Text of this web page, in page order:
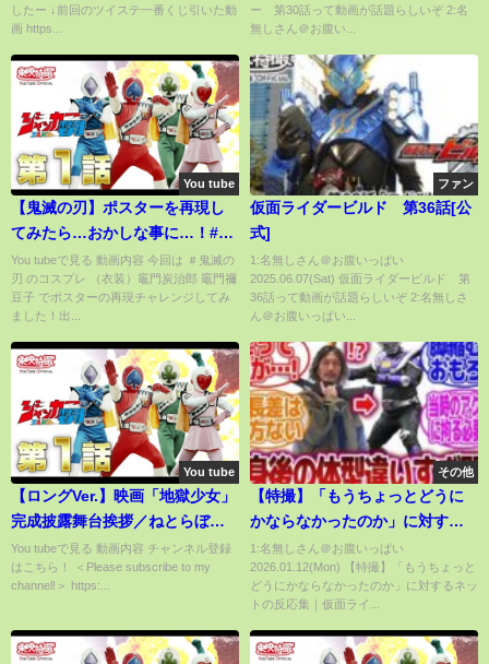
したー ↓前回のツイステ一番くじ引いた動
画 https...
ー 第30話って動画が話題らしいぞ 2:名
無しさん＠お腹い...
You tube
【鬼滅の刃】ポスターを再現し
てみたら…おかしな事に…！#8
炭治郎 ねずこ チャレンジ！
Cosplay Kimetsu no Yaiba
Demon Slayer ♥ -Bonitos TV- ♥
You tubeで見る 動画内容 今回は ＃鬼滅の
刃 のコスプレ （衣装）竈門炭治郎 竈門禰
豆子 でポスターの再現チャレンジしてみ
ました！出...
ファン
仮面ライダービルド 第36話[公
式]
1:名無しさん＠お腹いっぱい
2025.06.07(Sat) 仮面ライダービルド 第
36話って動画が話題らしいぞ 2:名無しさ
ん＠お腹いっぱい...
You tube
【ロングVer.】映画「地獄少女」
完成披露舞台挨拶／ねとらぼエ
ンタ
You tubeで見る 動画内容 チャンネル登録
はこちら！ ＜Please subscribe to my
channel!＞ https:...
その他
【特撮】「もうちょっとどうに
かならなかったのか」に対する
ネットの反応集｜仮面ライダー
王蛇｜仮面ライダーBLACK RX
｜スーツアクター
1:名無しさん＠お腹いっぱい
2026.01.12(Mon) 【特撮】「もうちょっと
どうにかならなかったのか」に対するネッ
トの反応集｜仮面ライ...